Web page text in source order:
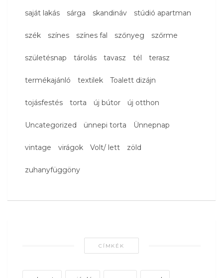
saját lakás sárga skandináv stúdió apartman
szék színes színes fal szőnyeg szőrme
születésnap tárolás tavasz tél terasz
termékajánló textilek Toalett dizájn
tojásfestés torta új bútor új otthon
Uncategorized ünnepi torta Ünnepnap
vintage virágok Volt/ lett zöld
zuhanyfüggöny
CÍMKÉK